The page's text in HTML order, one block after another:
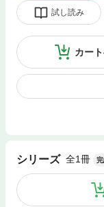
試し読み
カー
シリーズ 全1冊